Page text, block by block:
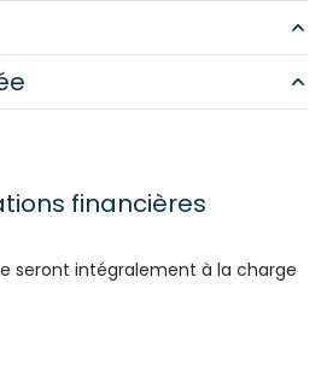
11 m²
financières
seront intégralement à la charge